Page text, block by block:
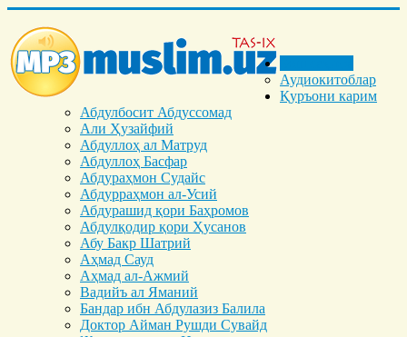
Аудиокитоблар
Қуръони карим
Абдулбосит Абдуссомад
Али Ҳузайфий
Абдуллоҳ ал Матруд
Абдуллоҳ Басфар
Абдураҳмон Судайс
Абдурраҳмон ал-Усий
Абдурашид қори Баҳромов
Абдулқодир қори Ҳусанов
Абу Бакр Шатрий
Аҳмад Сауд
Аҳмад ал-Ажмий
Вадийъ ал Яманий
Бандар ибн Абдулазиз Балила
Доктор Айман Рушди Сувайд